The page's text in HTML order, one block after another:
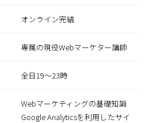
オンライン完結
専属の現役Webマーケター講師
全日19〜23時
Webマーケティングの基礎知識
Google Analyticsを利用したサイ